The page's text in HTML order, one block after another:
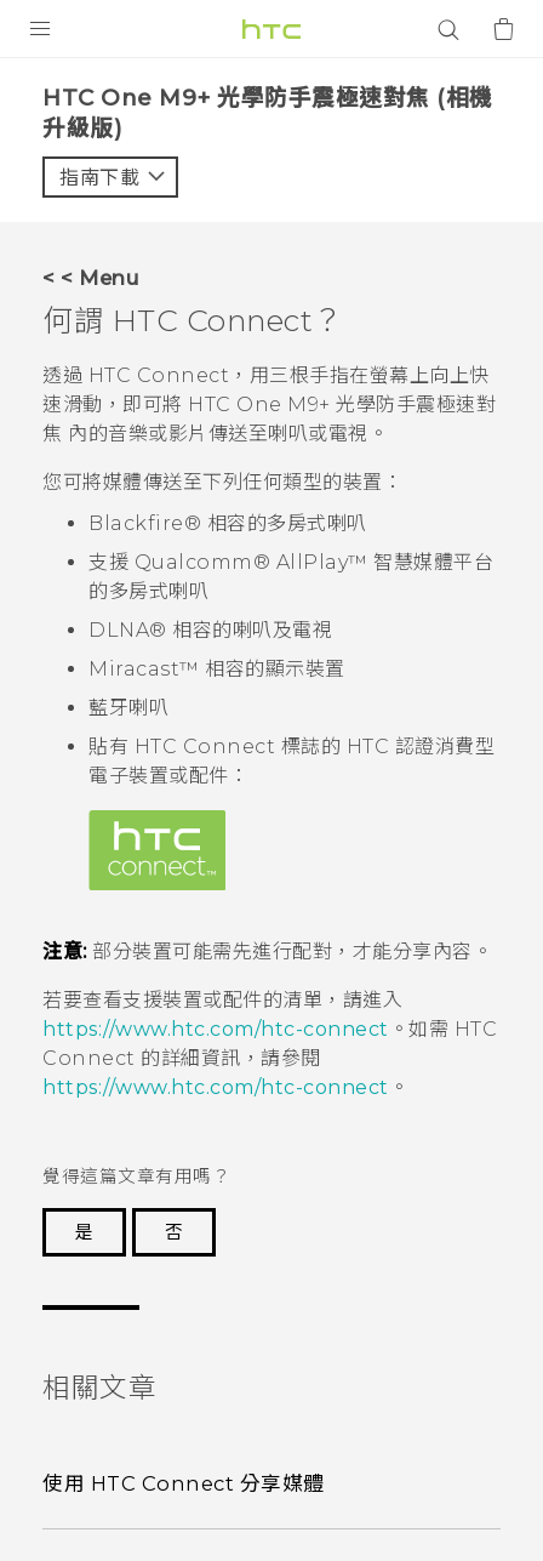
VIVE
智能手機
配件
VIVERSE
應用程式
支援服務
登入
HTC One M9+ 光學防手震極速對焦 (相機
升級版)‎
指南下載
< < Menu
何謂 HTC Connect ？
透過 HTC Connect ，用三根手指在螢幕上向上快
速滑動，即可將 HTC One M9+ 光學防手震極速對
焦 內的音樂或影片傳送至喇叭或電視。
您可將媒體傳送至下列任何類型的裝置：
Blackfire® 相容的多房式喇叭
支援 Qualcomm® AllPlay™ 智慧媒體平台
的多房式喇叭
DLNA® 相容的喇叭及電視
Miracast™ 相容的顯示裝置
藍牙喇叭
貼有 HTC Connect 標誌的 HTC 認證消費型
電子裝置或配件：
注意:部分裝置可能需先進行配對，才能分享內容。
若要查看支援裝置或配件的清單，請進入
https://www.htc.com/htc-connect 。如需 HTC
Connect 的詳細資訊，請參閱
https://www.htc.com/htc-connect 。
覺得這篇文章有用嗎？
是
否
相關文章
使用 HTC Connect 分享媒體